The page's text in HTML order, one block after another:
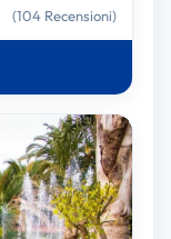
(104 Recensioni)